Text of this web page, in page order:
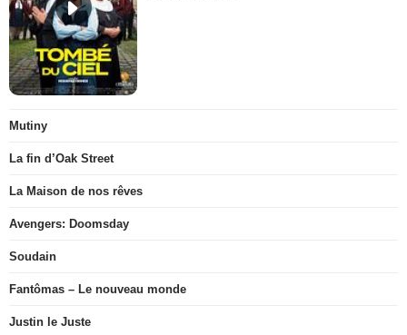
Mutiny
La fin d’Oak Street
La Maison de nos rêves
Avengers: Doomsday
Soudain
Fantômas – Le nouveau monde
Justin le Juste